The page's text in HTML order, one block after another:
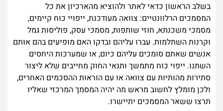
בשלב הראשון כדאי לאתר ולהוציא מהארכיון את כל
המסמכים הרלוונטיים: צוואה מעודכנת, ייפויי כוח קיימים,
מסמכי משכנתא, חוזי שותפות, מסמכי עסק, פוליסות גמל
וקרנות השתלמות. עברו עליהם ובדקו האם מופיעים בהם אותם
אנשים שאתם סומכים עליהם כיום, או שמערכות היחסים
השתנו. ייפוי כוח מתמשך ותנאי החוק מחייבים שלא ליצור
סתירות מהותיות עם צוואה או עם הוראות ההסכמים האחרים,
ולכן מומלץ לחשוב מראש מה יהיה המסמך המרכזי שאליו
תרצו ששאר המסמכים יתיישרו.